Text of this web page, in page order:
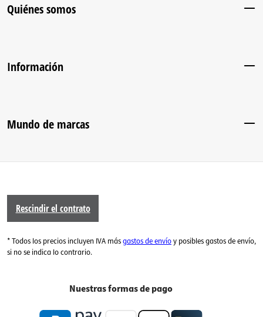
Quiénes somos
Información
Mundo de marcas
Rescindir el contrato
* Todos los precios incluyen IVA másgastos de envíoy posibles gastos de envío,
si no se indica lo contrario.
Nuestras formas de pago